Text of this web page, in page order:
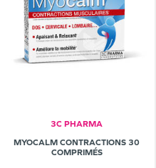
3C PHARMA
MYOCALM CONTRACTIONS 30
COMPRIMÉS